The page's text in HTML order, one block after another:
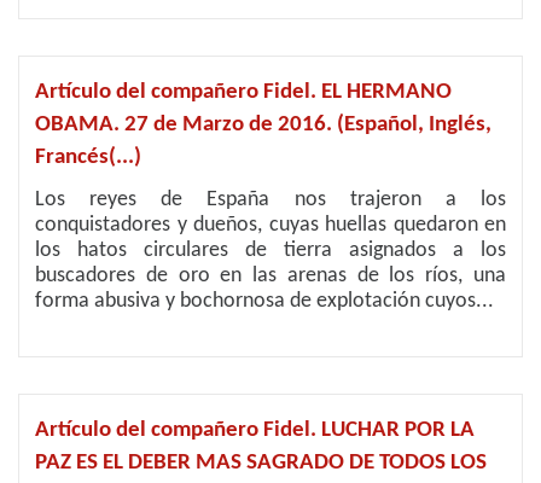
Artículo del compañero Fidel. EL HERMANO
OBAMA. 27 de Marzo de 2016. (Español, Inglés,
Francés(...)
Los reyes de España nos trajeron a los
conquistadores y dueños, cuyas huellas quedaron en
los hatos circulares de tierra asignados a los
buscadores de oro en las arenas de los ríos, una
forma abusiva y bochornosa de explotación cuyos...
Artículo del compañero Fidel. LUCHAR POR LA
PAZ ES EL DEBER MAS SAGRADO DE TODOS LOS